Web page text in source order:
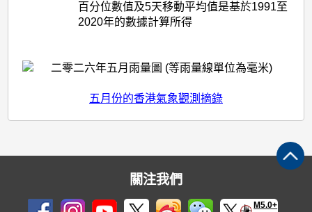
百分位數值及5天移動平均值是基於1991至
2020年的數據計算所得
五月份的香港氣象觀測摘錄
關注我們
M5.0+